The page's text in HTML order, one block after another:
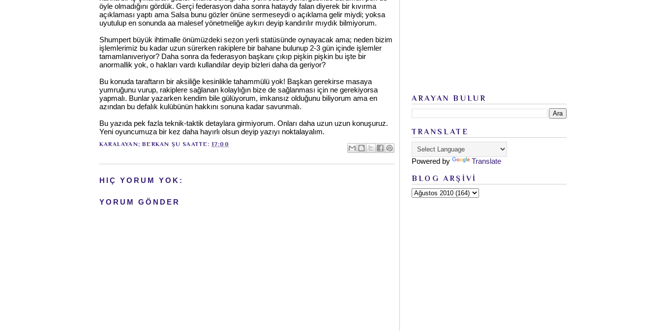
öyle olmadığını gördük. Gerçi federasyon daha sonra hataydy falan diyerek bir kıvırma
açıklaması yaptı ama Salsa bunu gözler önüne sermeseydi o açıklama gelir miydi; yoksa
uyutulup en sonunda aa malesef yönetmeliğe aykırı deyip kandırılır mıydık bilmiyorum.
Shumpert büyük ihtimalle önümüzdeki sezon yerli statüsünde oynayacak ama; neden bizim
işlemlerimiz bu kadar uzun sürerken rakiplere bir bahane bulunup 2-3 gün içinde işlemler
tamamlanıveriyor? Daha sonra da federasyon başkanı çıkıp pişkin pişkin bu işte bir
anormallik yok, o hakları vardı kullandılar deyip bizleri daha da geriyor?
Bu konuda taraftarın bir aksiliğe kesinlikle tahammülü yok! Başkan gerekirse masaya
yumruğunu vurup, rakiplere sağlanan kolaylığın bize de sağlanması için ne gerekiyorsa
yapmalı. Bunlar yazarken kendim bile gülüyorum, imkansız olduğunu biliyorum ama en
azından bu defalık kulübünün hakkını sonuna kadar savunmalı.
Bu yazıda pek fazla teknik-taktik detaylara girmiyorum. Onları daha uzun uzun konuşuruz.
Yeni oyuncumuza bir kez daha hayırlı olsun deyip yazıyı noktalayalım.
KARALAYAN;BERKAN ŞU SAATTE:17:00
HIÇ YORUM YOK:
YORUM GÖNDER
ARAYAN BULUR
TRANSLATE
Powered by Translate
BLOG ARŞİVİ